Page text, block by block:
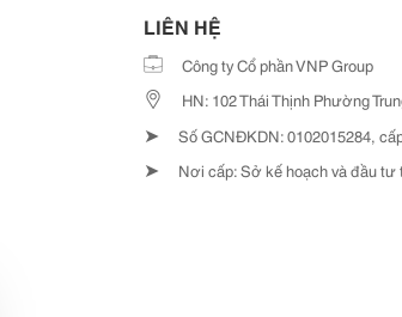
LIÊN HỆ
Công ty Cổ phần VNP Group
HN: 102 Thái Thịnh Phường
➤ Số GCNĐKDN: 0102015284,
➤ Nơi cấp: Sở kế hoạch và đầu tư